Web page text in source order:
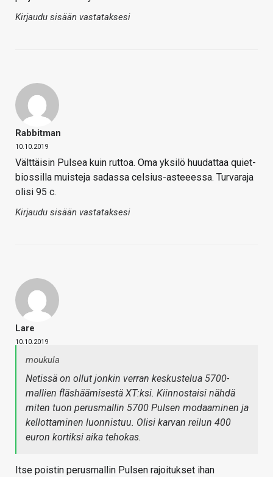
Kirjaudu sisään vastataksesi
Rabbitman
10.10.2019
Välttäisin Pulsea kuin ruttoa. Oma yksilö huudattaa quiet-
biossilla muisteja sadassa celsius-asteeessa. Turvaraja
olisi 95 c.
Kirjaudu sisään vastataksesi
Lare
10.10.2019
moukula
Netissä on ollut jonkin verran keskustelua 5700-
mallien fläshäämisestä XT:ksi. Kiinnostaisi nähdä
miten tuon perusmallin 5700 Pulsen modaaminen ja
kellottaminen luonnistuu. Olisi karvan reilun 400
euron kortiksi aika tehokas.
Itse poistin perusmallin Pulsen rajoitukset ihan